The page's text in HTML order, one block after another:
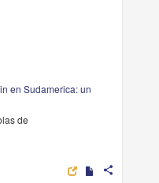
en Sudamerica: un
de
share